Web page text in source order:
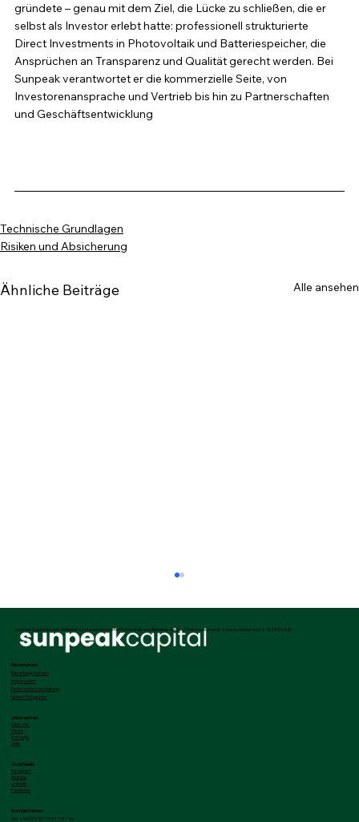
gründete – genau mit dem Ziel, die Lücke zu schließen, die er
selbst als Investor erlebt hatte: professionell strukturierte
Direct Investments in Photovoltaik und Batteriespeicher, die
Ansprüchen an Transparenz und Qualität gerecht werden. Bei
Sunpeak verantwortet er die kommerzielle Seite, von
Investorenansprache und Vertrieb bis hin zu Partnerschaften
und Geschäftsentwicklung
Technische Grundlagen
Risiken und Absicherung
Ähnliche Beiträge Alle ansehen
Sunpeak Capital ist dein Anbieter für steueroptimierte Photovoltaik und Batteriespeicher Direktinvestments in Deutschland nach § 7g EStG (IAB)
Ressourcen
Beratung buchen
Impressum
Datenschutzerklärung
Unser Ratgeber
Unternehmen
Über uns
Vision
Konzept
Jobs
Social Media
Instagram
Youtube
LinkedIn
Facebook
Kontaktdaten
Tel. +49 (0) 30 / 921 081 76